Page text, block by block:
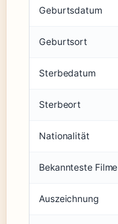
Geburtsdatum
Geburtsort
Sterbedatum
Sterbeort
Nationalität
Bekannteste Filme
Auszeichnung